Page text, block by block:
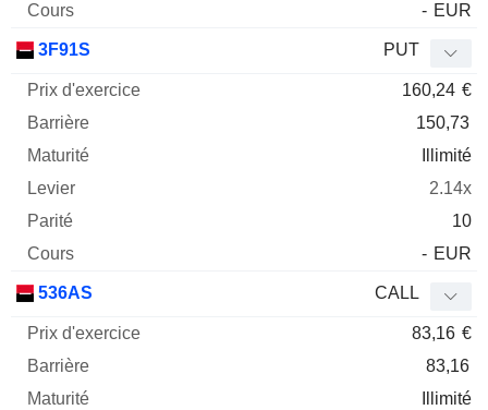
- EUR
3F91S PUT
160,24 €
150,73
Illimité
2.14x
10
- EUR
536AS CALL
83,16 €
83,16
Illimité